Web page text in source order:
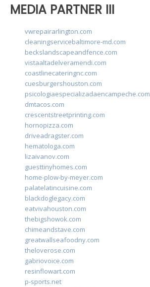
MEDIA PARTNER III
vwrepairarlington.com
cleaningservicebaltimore-md.com
beckslandscapeandfence.com
vistaaltadelveramendi.com
coastlinecateringnc.com
cuesburgershouston.com
psicologiaespecializadaencampeche.com
dmtacos.com
crescentstreetprinting.com
hornopizza.com
driveadragster.com
hematologa.com
lizaivanov.com
guesttinyhomes.com
home-plow-by-meyer.com
palatelatincuisine.com
blackdoglegacy.com
eatvivahouston.com
thebigshowok.com
chimeandstave.com
greatwallseafoodny.com
theloverose.com
gabriovoice.com
resinflowart.com
p-sports.net